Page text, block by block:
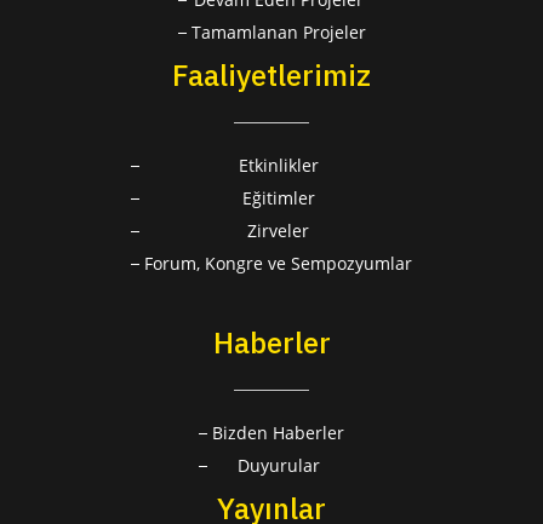
Tamamlanan Projeler
Faaliyetlerimiz
Etkinlikler
Eğitimler
Zirveler
Forum, Kongre ve Sempozyumlar
Haberler
Bizden Haberler
Duyurular
Yayınlar